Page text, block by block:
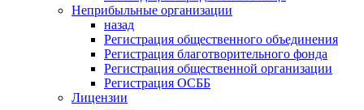
Неприбыльные организации
назад
Регистрация общественного объединения
Регистрация благотворительного фонда
Регистрация общественной организации
Регистрация ОСББ
Лицензии